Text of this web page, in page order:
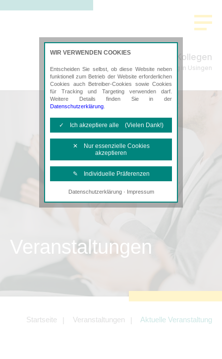
Schade & Kollegen
Steuerberatung in Usingen
Veranstaltungen
Startseite Veranstaltungen Aktuelle Veranstaltung
WIR VERWENDEN COOKIES
Entscheiden Sie selbst, ob diese Website neben
funktionell zum Betrieb der Website erforderlichen
Cookies auch Betreiber-Cookies sowie Cookies
für Tracking und Targeting verwenden darf.
Weitere Details finden Sie in der
Datenschutzerklärung
✓ Ich akzeptiere alle (Vielen Dank!)
✕ Nur essenzielle Cookies
akzeptieren
✎ Individuelle Präferenzen
Notwendige Cookies
Diese Cookies sind erforderlich, um die
Diese Cookies sind erforderlich, um
unsere Website auf Ihre Bedürfnisse hin
zu Social-Media-Angeboten von z.B.
Facebook und LinkedIn.
Diese Cookies sind erforderlich, um z.B.
Datenschutzerklärung· Impressum